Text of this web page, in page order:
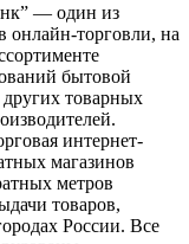
— один из
онлайн-торговли, на
бытовой
товарных
интернет-
магазинов
метров
товаров,
России. Все